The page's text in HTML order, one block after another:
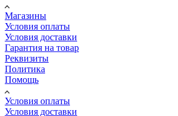
Магазины
Условия оплаты
Условия доставки
Гарантия на товар
Реквизиты
Политика
Помощь
Условия оплаты
Условия доставки